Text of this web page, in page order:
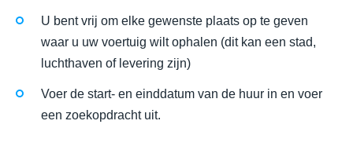
U bent vrij om elke gewenste plaats op te geven
waar u uw voertuig wilt ophalen (dit kan een stad,
luchthaven of levering zijn)
Voer de start- en einddatum van de huur in en voer
een zoekopdracht uit.